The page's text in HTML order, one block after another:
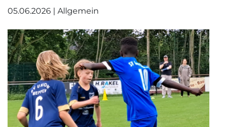
05.06.2026 | Allgemein